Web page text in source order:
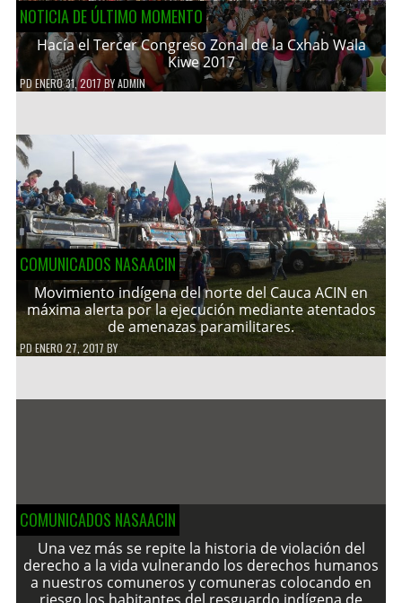
NOTICIA DE ÚLTIMO MOMENTO
Hacía el Tercer Congreso Zonal de la Cxhab Wala
Kiwe 2017
PDENERO 31, 2017 BYADMIN
COMUNICADOS NASAACIN
Movimiento indígena del norte del Cauca ACIN en
máxima alerta por la ejecución mediante atentados
de amenazas paramilitares.
PDENERO 27, 2017 BY
COMUNICADOS NASAACIN
Una vez más se repite la historia de violación del
derecho a la vida vulnerando los derechos humanos
a nuestros comuneros y comuneras colocando en